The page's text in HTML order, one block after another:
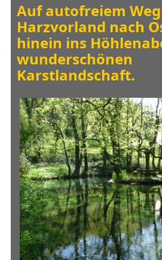
Auf autofreiem
Harzvorland nach
hinein ins
wunderschönen
Karstlandschaft.